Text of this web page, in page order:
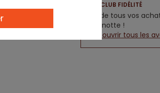
CLUB FIDÉLITÉ
5% de tous vos
cagnotte !
Découvrir tous les